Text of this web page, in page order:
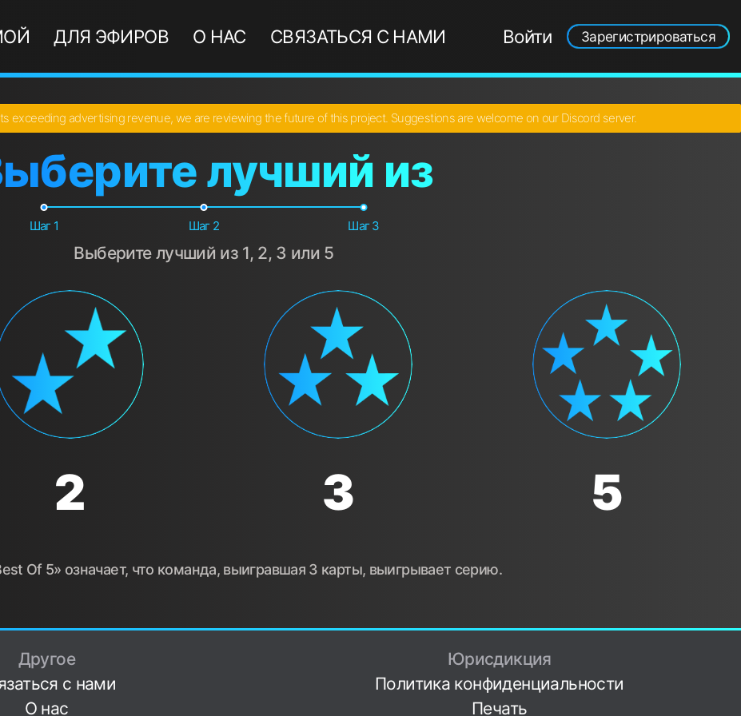
ДЛЯ ЭФИРОВ О НАС СВЯЗАТЬСЯ С НАМИ Войти Зарегистрироваться
exceeding advertising revenue, we are reviewing the future of this project. Suggestions are welcome on our Discord server.
лучший из
Шаг 1 Шаг 2 Шаг 3
Выберите лучший из 1, 2, 3 или 5
2 3 5
Of 5» означает, что команда, выигравшая 3 карты, выигрывает серию.
Другое
с нами
О нас
Юрисдикция
Политика конфиденциальности
Печать